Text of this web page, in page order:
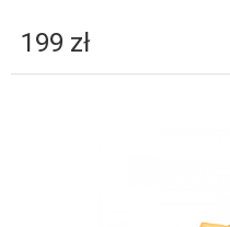
199 zł